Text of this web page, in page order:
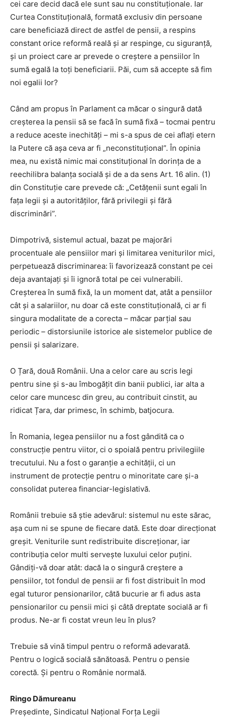
cei care decid dacă ele sunt sau nu constituționale. Iar
Curtea Constituțională, formată exclusiv din persoane
care beneficiază direct de astfel de pensii, a respins
constant orice reformă reală și ar respinge, cu siguranță,
și un proiect care ar prevede o creștere a pensiilor în
sumă egală la toți beneficiarii. Păi, cum să accepte să fim
noi egalii lor?
Când am propus în Parlament ca măcar o singură dată
creșterea la pensii să se facă în sumă fixă – tocmai pentru
a reduce aceste inechități – mi s-a spus de cei aflați etern
la Putere că așa ceva ar fi „neconstituțional”. În opinia
mea, nu există nimic mai constituțional în dorința de a
reechilibra balanța socială și de a da sens Art. 16 alin. (1)
din Constituție care prevede că: „Cetățenii sunt egali în
fața legii și a autorităților, fără privilegii și fără
discriminări”.
Dimpotrivă, sistemul actual, bazat pe majorări
procentuale ale pensiilor mari și limitarea veniturilor mici,
perpetuează discriminarea: îi favorizează constant pe cei
deja avantajați și îi ignoră total pe cei vulnerabili.
Creșterea în sumă fixă, la un moment dat, atât a pensiilor
cât și a salariilor, nu doar că este constituțională, ci ar fi
singura modalitate de a corecta – măcar parțial sau
periodic – distorsiunile istorice ale sistemelor publice de
pensii și salarizare.
O Țară, două Românii. Una a celor care au scris legi
pentru sine și s-au îmbogățit din banii publici, iar alta a
celor care muncesc din greu, au contribuit cinstit, au
ridicat Țara, dar primesc, în schimb, batjocura.
În Romania, legea pensiilor nu a fost gândită ca o
construcție pentru viitor, ci o spoială pentru privilegiile
trecutului. Nu a fost o garanție a echității, ci un
instrument de protecție pentru o minoritate care și-a
consolidat puterea financiar-legislativă.
Românii trebuie să știe adevărul: sistemul nu este sărac,
așa cum ni se spune de fiecare dată. Este doar direcționat
greșit. Veniturile sunt redistribuite discreționar, iar
contribuția celor multi servește luxului celor puțini.
Gândiți-vă doar atât: dacă la o singură creștere a
pensiilor, tot fondul de pensii ar fi fost distribuit în mod
egal tuturor pensionarilor, câtă bucurie ar fi adus asta
pensionarilor cu pensii mici și câtă dreptate socială ar fi
produs. Ne-ar fi costat vreun leu în plus?
Trebuie să vină timpul pentru o reformă adevarată.
Pentru o logică socială sănătoasă. Pentru o pensie
corectă. Și pentru o Românie normală.
Ringo Dămureanu
Președinte, Sindicatul Naţional Forța Legii